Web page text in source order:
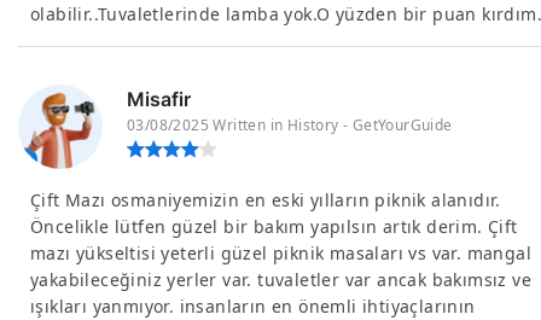
olabilir..Tuvaletlerinde lamba yok.O yüzden bir puan kırdım.
Misafir
03/08/2025 Written in History - GetYourGuide
Çift Mazı osmaniyemizin en eski yılların piknik alanıdır.
Öncelikle lütfen güzel bir bakım yapılsın artık derim. Çift
mazı yükseltisi yeterli güzel piknik masaları vs var. mangal
yakabileceğiniz yerler var. tuvaletler var ancak bakımsız ve
ışıkları yanmıyor. insanların en önemli ihtiyaçlarının